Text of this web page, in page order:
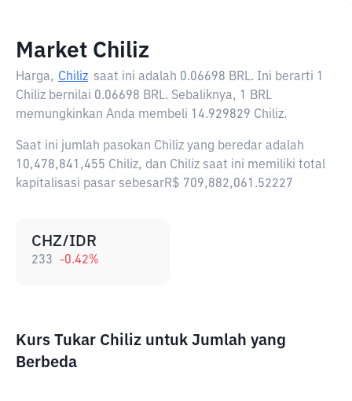
Market Chiliz
Harga, Chiliz saat ini adalah 0.06698 BRL. Ini berarti 1
Chiliz bernilai 0.06698 BRL. Sebaliknya, 1 BRL
memungkinkan Anda membeli 14.929829 Chiliz.
Saat ini jumlah pasokan Chiliz yang beredar adalah
10,478,841,455 Chiliz, dan Chiliz saat ini memiliki total
kapitalisasi pasar sebesarR$ 709,882,061.52227
CHZ/IDR
233 -0.42%
Kurs Tukar Chiliz untuk Jumlah yang
Berbeda